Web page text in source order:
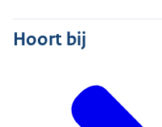
Hoort bij